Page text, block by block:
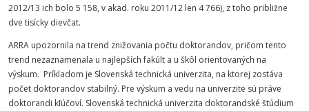
2012/13 ich bolo 5 158, v akad. roku 2011/12 len 4 766), z toho približne
dve tisícky dievčat.
ARRA upozornila na trend znižovania počtu doktorandov, pričom tento
trend nezaznamenala u najlepších fakúlt a u škôl orientovaných na
výskum. Príkladom je Slovenská technická univerzita, na ktorej zostáva
počet doktorandov stabilný. Pre výskum a vedu na univerzite sú práve
doktorandi kľúčoví. Slovenská technická univerzita doktorandské štúdium